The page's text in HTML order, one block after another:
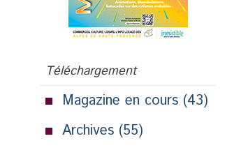
Téléchargement
Magazine en cours (43)
Archives (55)